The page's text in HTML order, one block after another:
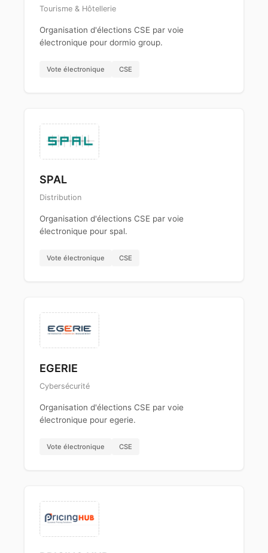
Tourisme & Hôtellerie
Organisation d'élections CSE par voie
électronique pour dormio group.
Vote électronique CSE
SPAL
Distribution
Organisation d'élections CSE par voie
électronique pour spal.
Vote électronique CSE
EGERIE
Cybersécurité
Organisation d'élections CSE par voie
électronique pour egerie.
Vote électronique CSE